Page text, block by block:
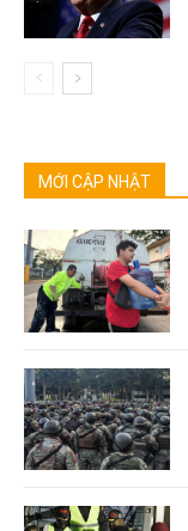
MỚI CẬP NHẬT